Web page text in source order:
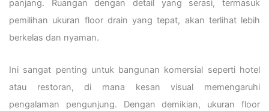
panjang. Ruangan dengan detail yang serasi, termasuk
pemilihan ukuran floor drain yang tepat, akan terlihat lebih
berkelas dan nyaman.
Ini sangat penting untuk bangunan komersial seperti hotel
atau restoran, di mana kesan visual memengaruhi
pengalaman pengunjung. Dengan demikian, ukuran floor